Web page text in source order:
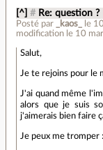
[^] # Re: question ?
Posté par _kaos_ le
modification le 10
Salut,
Je te rejoins pour le
J'ai quand même
alors que je suis
j'aimerais bien faire
Je peux me tromper